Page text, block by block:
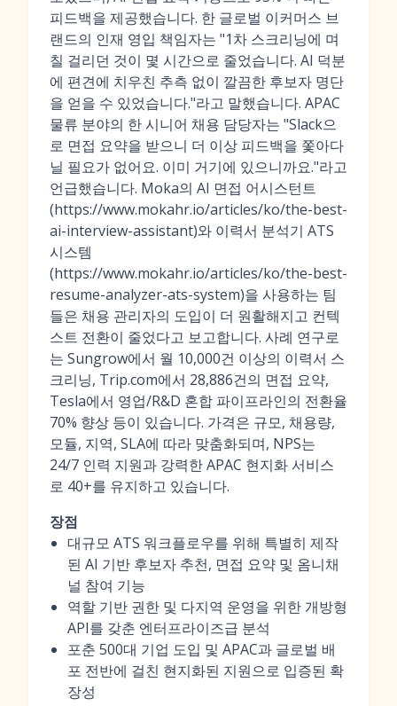
피드백을 제공했습니다. 한 글로벌 이커머스 브
랜드의 인재 영입 책임자는 "1차 스크리닝에 며
칠 걸리던 것이 몇 시간으로 줄었습니다. AI 덕분
에 편견에 치우친 추측 없이 깔끔한 후보자 명단
을 얻을 수 있었습니다."라고 말했습니다. APAC
물류 분야의 한 시니어 채용 담당자는 "Slack으
로 면접 요약을 받으니 더 이상 피드백을 쫓아다
닐 필요가 없어요. 이미 거기에 있으니까요."라고
언급했습니다. Moka의 AI 면접 어시스턴트
(https://www.mokahr.io/articles/ko/the-best-
ai-interview-assistant)와 이력서 분석기 ATS
시스템
(https://www.mokahr.io/articles/ko/the-best-
resume-analyzer-ats-system)을 사용하는 팀
들은 채용 관리자의 도입이 더 원활해지고 컨텍
스트 전환이 줄었다고 보고합니다. 사례 연구로
는 Sungrow에서 월 10,000건 이상의 이력서 스
크리닝, Trip.com에서 28,886건의 면접 요약,
Tesla에서 영업/R&D 혼합 파이프라인의 전환율
70% 향상 등이 있습니다. 가격은 규모, 채용량,
모듈, 지역, SLA에 따라 맞춤화되며, NPS는
24/7 인력 지원과 강력한 APAC 현지화 서비스
로 40+를 유지하고 있습니다.
장점
대규모 ATS 워크플로우를 위해 특별히 제작
된 AI 기반 후보자 추천, 면접 요약 및 옴니채
널 참여 기능
역할 기반 권한 및 다지역 운영을 위한 개방형
API를 갖춘 엔터프라이즈급 분석
포춘 500대 기업 도입 및 APAC과 글로벌 배
포 전반에 걸친 현지화된 지원으로 입증된 확
장성